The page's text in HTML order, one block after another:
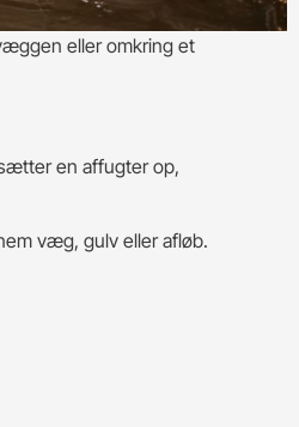
eller omkring et
en affugter op,
væg, gulv eller afløb.